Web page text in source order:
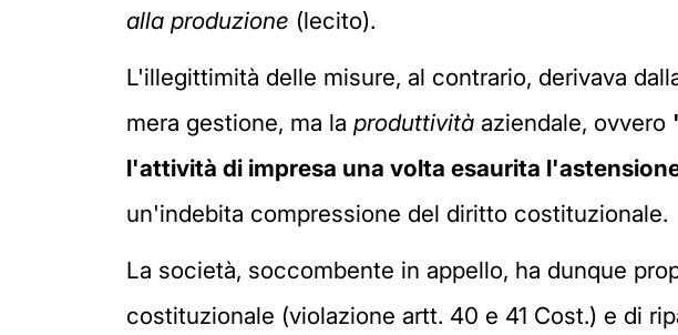
alla produzione (lecito).
L'illegittimità delle misure, al contrario, derivava
mera gestione, ma la produttività aziendale, ovvero
l'attività di impresa una volta esaurita
un'indebita compressione del diritto costituzionale.
La società, soccombente in appello, ha dunque
costituzionale (violazione artt. 40 e 41 Cost.) e di